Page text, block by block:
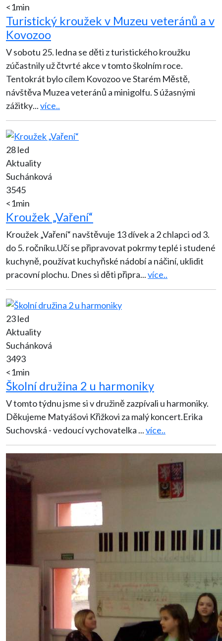
<1min
Turistický kroužek v Muzeu veteránů a v
Kovozoo
V sobotu 25. ledna se děti z turistického kroužku
zúčastnily už čtvrté akce v tomto školním roce.
Tentokrát bylo cílem Kovozoo ve Starém Městě,
návštěva Muzea veteránů a minigolfu. S úžasnými
zážitky...více..
28 led
Aktuality
Suchánková
3545
<1min
Kroužek „Vaření“
Kroužek „Vaření“ navštěvuje 13 dívek a 2 chlapci od 3.
do 5. ročníku.Učí se připravovat pokrmy teplé i studené
kuchyně, používat kuchyňské nádobí a náčiní, uklidit
pracovní plochu. Dnes si děti připra...více..
23 led
Aktuality
Suchánková
3493
<1min
Školní družina 2 u harmoniky
V tomto týdnu jsme si v družině zazpívali u harmoniky.
Děkujeme Matyášovi Křižkovi za malý koncert.Erika
Suchovská - vedoucí vychovatelka ...více..